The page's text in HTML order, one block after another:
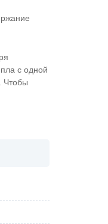
с одной
Чтобы